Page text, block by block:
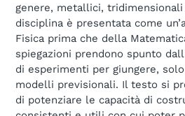
genere, metallici,
disciplina è presentata come
Fisica prima che della
spiegazioni prendono spunto
di esperimenti per giungere,
modelli previsionali. Il testo si
di potenziare le capacità di